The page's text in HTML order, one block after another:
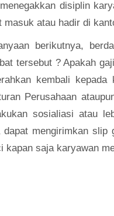
disiplin
atau hadir di
berikutnya,
tersebut ? Apakah
kembali
Perusahaan
sosialiasi atau
dapat mengirimkan
kapan saja karyawan